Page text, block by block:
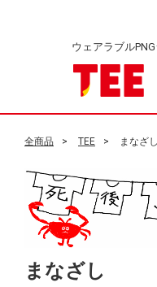
ウェアラブル
全商品 TEE まなざし
まなざし